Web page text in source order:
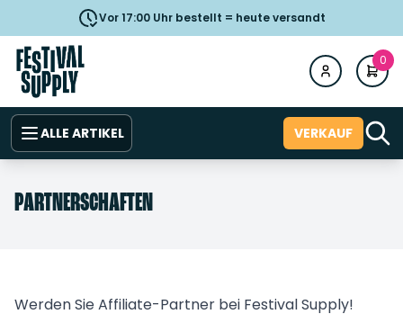
Vor 17:00 Uhr bestellt = heute versandt
0
ALLE ARTIKEL VERKAUF
PARTNERSCHAFTEN
Werden Sie Affiliate-Partner bei Festival Supply!